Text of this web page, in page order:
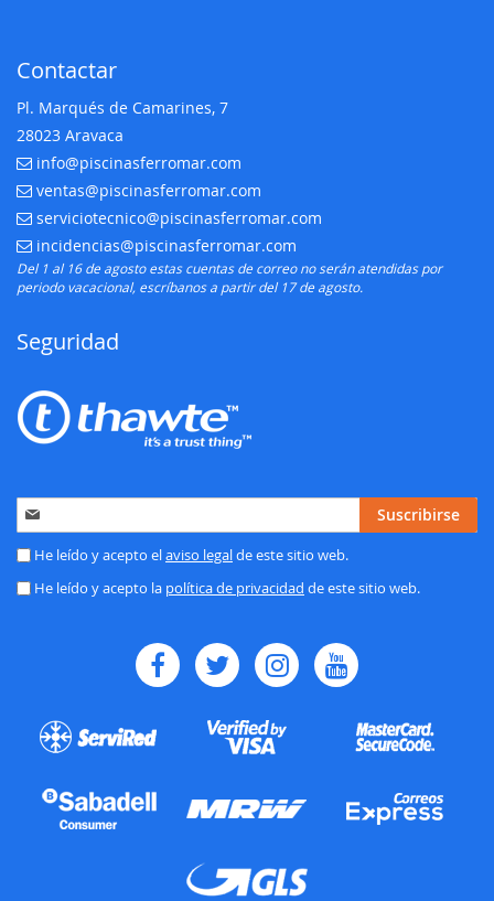
Contactar
Pl. Marqués de Camarines, 7
28023 Aravaca
E-mail:
info@piscinasferromar.com
E-mail:
ventas@piscinasferromar.com
E-mail:
serviciotecnico@piscinasferromar.com
E-mail:
incidencias@piscinasferromar.com
Del 1 al 16 de agosto estas cuentas de correo no serán atendidas por
periodo vacacional, escríbanos a partir del 17 de agosto.
Seguridad
Inscríbase
a
nuestro
de
Suscribirse
He leído y acepto elaviso legalde este sitio web.
He leído y acepto la política de privacidad de este sitio web.